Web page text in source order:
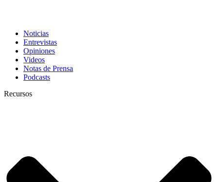
Noticias
Entrevistas
Opiniones
Videos
Notas de Prensa
Podcasts
Recursos